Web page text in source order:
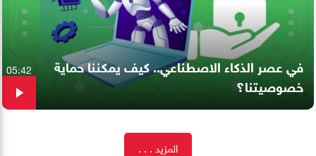
في عصر الذكاء الاصطناعي.. كيف يمكننا حماية
خصوصيتنا؟
05:42
المزيد . . .